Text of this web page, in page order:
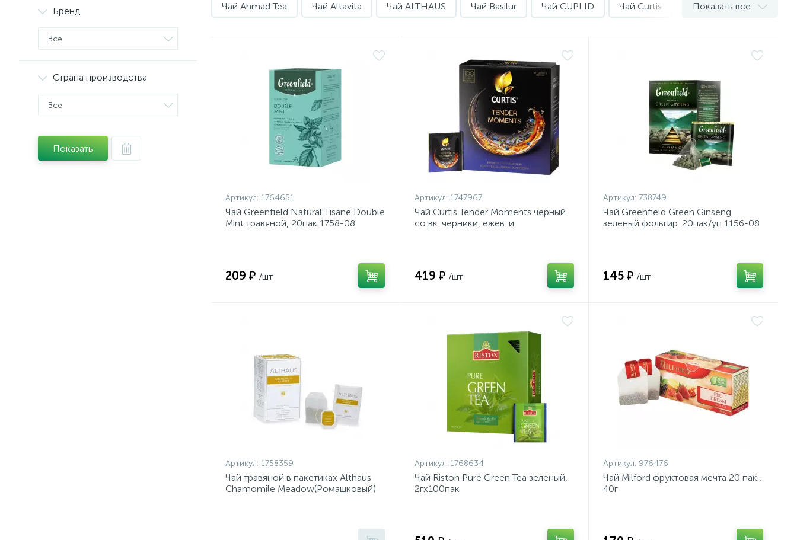
Бренд
Все
Страна производства
Все
Показать
Чай Ahmad Tea Чай Altavita Чай ALTHAUS Чай Basilur Чай CUPLID Чай Curtis Чай Dammann
Показать все
Артикул: 1764651
Чай Greenfield Natural Tisane Double
Mint травяной, 20пак 1758-08
209 ₽ /шт
Артикул: 1747967
Чай Curtis Tender Moments черный
со вк. черники, ежев. и
419 ₽ /шт
Артикул:738749
Чай Greenfield Green Ginseng
зеленый фольгир. 20пак/уп 1156-08
145 ₽ /шт
Артикул: 1758359
Чай травяной в пакетиках Althaus
Chamomile Meadow(Ромашковый)
Артикул: 1768634
Чай Riston Pure Green Tea зеленый,
2гх100пак
Артикул: 976476
Чай Milford фруктовая мечта 20 пак.,
40г